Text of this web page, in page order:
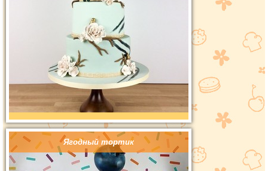
Ягодный тортик